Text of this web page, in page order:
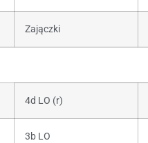
Zajączki
4d LO (r)
3b LO